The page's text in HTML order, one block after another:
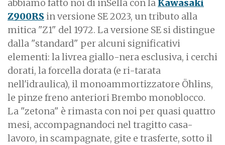
abbiamo fatto noi di inSella con la Kawasaki
Z900RSin versione SE 2023, un tributo alla
mitica "Z1" del 1972. La versione SE si distingue
dalla "standard" per alcuni significativi
elementi: la livrea giallo-nera esclusiva, i cerchi
dorati, la forcella dorata (e ri-tarata
nell'idraulica), il monoammortizzatore Öhlins,
le pinze freno anteriori Brembo monoblocco.
La "zetona" è rimasta con noi per quasi quattro
mesi, accompagnandoci nel tragitto casa-
lavoro, in scampagnate, gite e trasferte, sotto il